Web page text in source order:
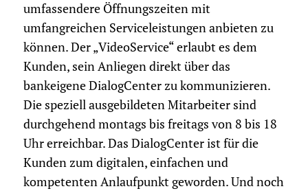
umfassendere Öffnungszeiten mit
umfangreichen Serviceleistungen anbieten zu
können. Der „VideoService“ erlaubt es dem
Kunden, sein Anliegen direkt über das
bankeigene DialogCenter zu kommunizieren.
Die speziell ausgebildeten Mitarbeiter sind
durchgehend montags bis freitags von 8 bis 18
Uhr erreichbar. Das DialogCenter ist für die
Kunden zum digitalen, einfachen und
kompetenten Anlaufpunkt geworden. Und noch